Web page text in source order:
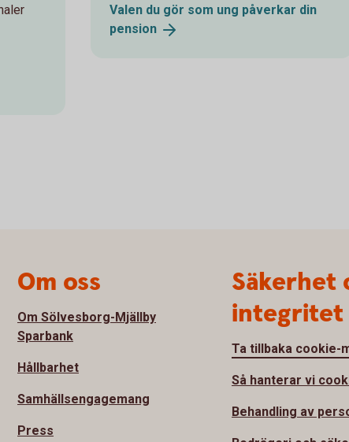
Valen du gör som ung påverkar din
pension
Om oss
Om Sölvesborg-Mjällby
Sparbank
Hållbarhet
Samhällsengagemang
Press
Säkerhet
integritet
Ta tillbaka cookie-
Så hanterar vi
Behandling av